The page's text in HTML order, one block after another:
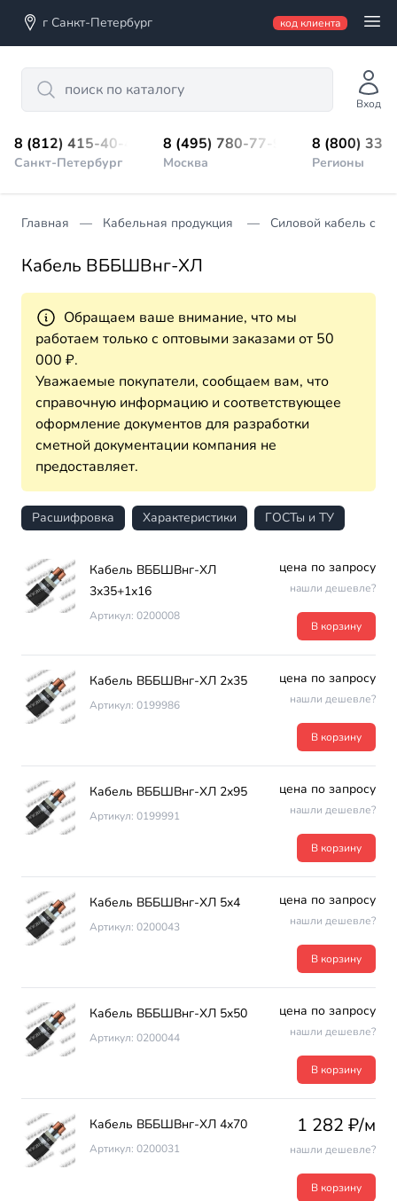
г Санкт-Петербург код клиента
Search
Вход
8 (812) 415-40-45
Санкт-Петербург
8 (495) 780-77-98
Москва
8 (800)
Регионы
Главная Кабельная продукция Силовой кабель с
Кабель ВББШВнг-ХЛ
Обращаем ваше внимание, что мы
работаем только с оптовыми заказами от 50
000 ₽.
Уважаемые покупатели, сообщаем вам, что
справочную информацию и соответствующее
оформление документов для разработки
сметной документации компания не
предоставляет.
Расшифровка Характеристики ГОСТы и ТУ
Кабель ВББШВнг-ХЛ
3х35+1х16
Артикул: 0200008
цена по запросу
нашли дешевле?
В корзину
Кабель ВББШВнг-ХЛ 2х35
Артикул: 0199986
цена по запросу
нашли дешевле?
В корзину
Кабель ВББШВнг-ХЛ 2х95
Артикул: 0199991
цена по запросу
нашли дешевле?
В корзину
Кабель ВББШВнг-ХЛ 5х4
Артикул: 0200043
цена по запросу
нашли дешевле?
В корзину
Кабель ВББШВнг-ХЛ 5х50
Артикул: 0200044
цена по запросу
нашли дешевле?
В корзину
Кабель ВББШВнг-ХЛ 4х70
Артикул: 0200031
1 282 ₽/м
нашли дешевле?
В корзину